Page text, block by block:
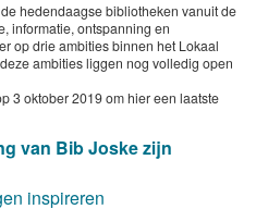
hedendaagse bibliotheken vanuit de
informatie, ontspanning en
op drie ambities binnen het Lokaal
ambities liggen nog volledig open
3 oktober 2019 om hier een laatste
van Bib Joske zijn
inspireren